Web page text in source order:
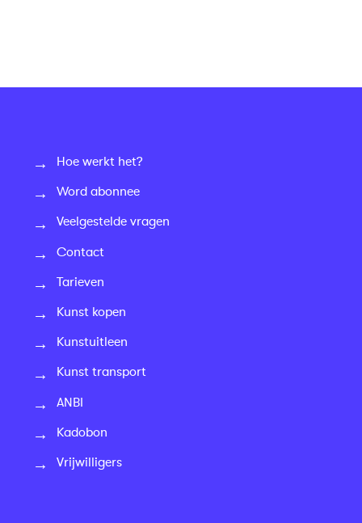
Hoe werkt het?
Word abonnee
Veelgestelde vragen
Contact
Tarieven
Kunst kopen
Kunstuitleen
Kunst transport
ANBI
Kadobon
Vrijwilligers